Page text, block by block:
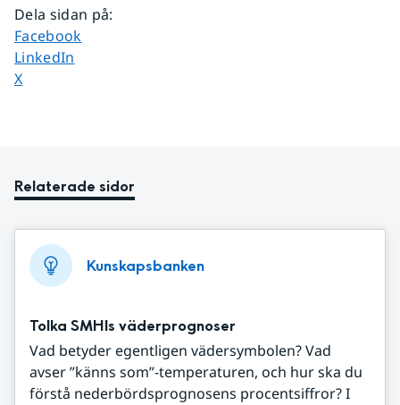
Dela sidan på:
Dela sidan på
Facebook
Dela sidan på
LinkedIn
Dela sidan på
X
Relaterade sidor
Kunskapsbanken
Tolka SMHIs väderprognoser
Vad betyder egentligen vädersymbolen? Vad
avser ”känns som”-temperaturen, och hur ska du
förstå nederbördsprognosens procentsiffror? I